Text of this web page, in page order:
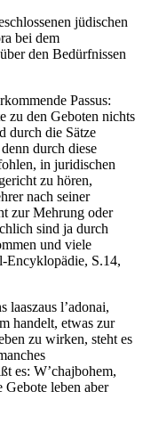
jüdischen
bei dem
den Bedürfnissen
Passus:
zu den Geboten nichts
durch die Sätze
durch diese
in juridischen
zu hören,
nach seiner
zur Mehrung oder
sind ja durch
und viele
Encyklopädie, S.14,
laaszaus l’adonai,
handelt, etwas zur
zu wirken, steht es
es: W’chajbohem,
leben aber